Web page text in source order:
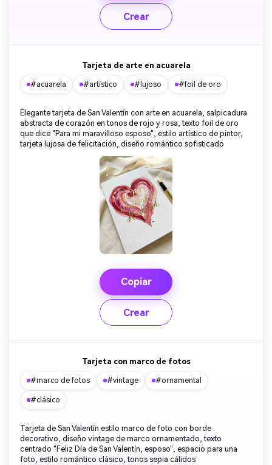
Crear
Tarjeta de arte en acuarela
#acuarela #artístico #lujoso #foil de oro
Elegante tarjeta de San Valentín con arte en acuarela, salpicadura
abstracta de corazón en tonos de rojo y rosa, texto foil de oro
que dice "Para mi maravilloso esposo", estilo artístico de pintor,
tarjeta lujosa de felicitación, diseño romántico sofisticado
Copiar
Crear
Tarjeta con marco de fotos
#marco de fotos #vintage #ornamental
#clásico
Tarjeta de San Valentín estilo marco de foto con borde
decorativo, diseño vintage de marco ornamentado, texto
centrado "Feliz Día de San Valentín, esposo", espacio para una
foto, estilo romántico clásico, tonos sepia cálidos